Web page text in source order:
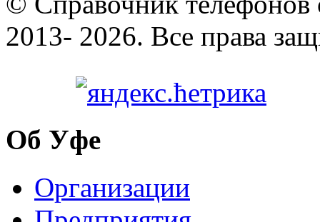
2013- 2026. Все права
Об Уфе
Организации